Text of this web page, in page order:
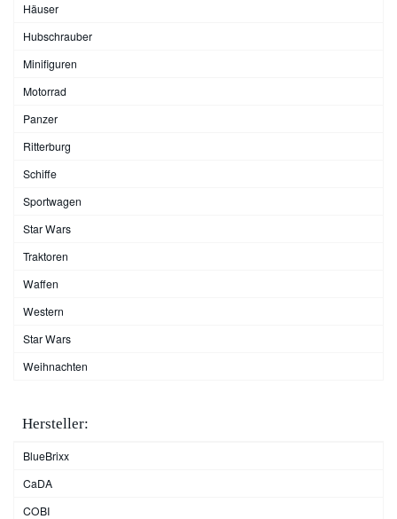
Häuser
Hubschrauber
Minifiguren
Motorrad
Panzer
Ritterburg
Schiffe
Sportwagen
Star Wars
Traktoren
Waffen
Western
Star Wars
Weihnachten
Hersteller:
BlueBrixx
CaDA
COBI